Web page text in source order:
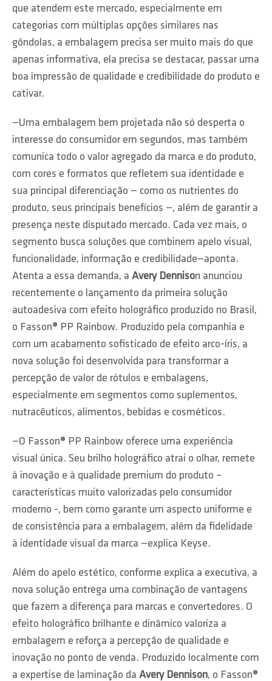
que atendem este mercado, especialmente em
categorias com múltiplas opções similares nas
gôndolas, a embalagem precisa ser muito mais do que
apenas informativa, ela precisa se destacar, passar uma
boa impressão de qualidade e credibilidade do produto e
cativar.
—Uma embalagem bem projetada não só desperta o
interesse do consumidor em segundos, mas também
comunica todo o valor agregado da marca e do produto,
com cores e formatos que refletem sua identidade e
sua principal diferenciação — como os nutrientes do
produto, seus principais benefícios —, além de garantir a
presença neste disputado mercado. Cada vez mais, o
segmento busca soluções que combinem apelo visual,
funcionalidade, informação e credibilidade—aponta.
Atenta a essa demanda, a Avery Dennison anunciou
recentemente o lançamento da primeira solução
autoadesiva com efeito holográfico produzido no Brasil,
o Fasson® PP Rainbow. Produzido pela companhia e
com um acabamento sofisticado de efeito arco-íris, a
nova solução foi desenvolvida para transformar a
percepção de valor de rótulos e embalagens,
especialmente em segmentos como suplementos,
nutracêuticos, alimentos, bebidas e cosméticos.
—O Fasson® PP Rainbow oferece uma experiência
visual única. Seu brilho holográfico atrai o olhar, remete
à inovação e à qualidade premium do produto –
características muito valorizadas pelo consumidor
moderno -, bem como garante um aspecto uniforme e
de consistência para a embalagem, além da fidelidade
à identidade visual da marca —explica Keyse.
Além do apelo estético, conforme explica a executiva, a
nova solução entrega uma combinação de vantagens
que fazem a diferença para marcas e convertedores. O
efeito holográfico brilhante e dinâmico valoriza a
embalagem e reforça a percepção de qualidade e
inovação no ponto de venda. Produzido localmente com
a expertise de laminação da Avery Dennison, o Fasson®